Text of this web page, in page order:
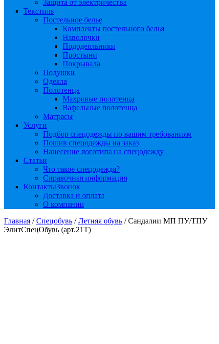
Защита от электричества
Текстиль
Постельное белье
Комплекты постельного белья
Наволочки
Пододеяльники
Простыни
Покрывала
Подушки
Одеяла
Полотенца
Махровые полотенца
Вафельные полотенца
Матрасы
Услуги
Подбор спецодежды по вашим требованиям
Пошив спецодежды на заказ
Нанесение логотипа на спецодежду
Статьи
Что такое спецодежда?
Справочная информация
КонтактыЗвонок
Доставка и оплата
О компании
Главная /Спецобувь /Летняя обувь / Сандалии МП ПУ/ТПУ
ЭлитСпецОбувь (арт.21Т)